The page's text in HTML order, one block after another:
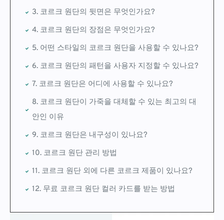
3. 코르크 원단의 뒷면은 무엇인가요?
4. 코르크 원단의 장점은 무엇인가요?
5. 어떤 스타일의 코르크 원단을 사용할 수 있나요?
6. 코르크 원단의 패턴을 사용자 지정할 수 있나요?
7. 코르크 원단은 어디에 사용할 수 있나요?
8. 코르크 원단이 가죽을 대체할 수 있는 최고의 대
안인 이유
9. 코르크 원단은 내구성이 있나요?
10. 코르크 원단 관리 방법
11. 코르크 원단 외에 다른 코르크 제품이 있나요?
12. 무료 코르크 원단 컬러 카드를 받는 방법